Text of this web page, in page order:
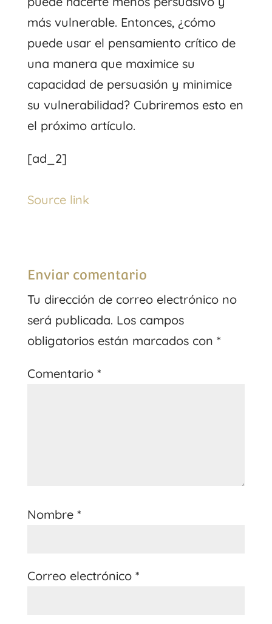
más vulnerable. Entonces, ¿cómo
puede usar el pensamiento crítico de
una manera que maximice su
capacidad de persuasión y minimice
su vulnerabilidad? Cubriremos esto en
el próximo artículo.
[ad_2]
Source link
Enviar comentario
Tu dirección de correo electrónico no
será publicada. Los campos
obligatorios están marcados con *
Comentario *
Nombre *
Correo electrónico *